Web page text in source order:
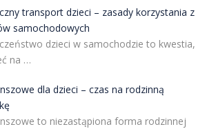
transport dzieci – zasady korzystania z
samochodowych
dzieci w samochodzie to kwestia,
na …
dla dzieci – czas na rodzinną
to niezastąpiona forma rodzinnej